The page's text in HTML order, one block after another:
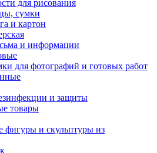
для рисования
сумки
и картон
и информации
для фотографий и готовых работ
и защиты
товары
и скульптуры из